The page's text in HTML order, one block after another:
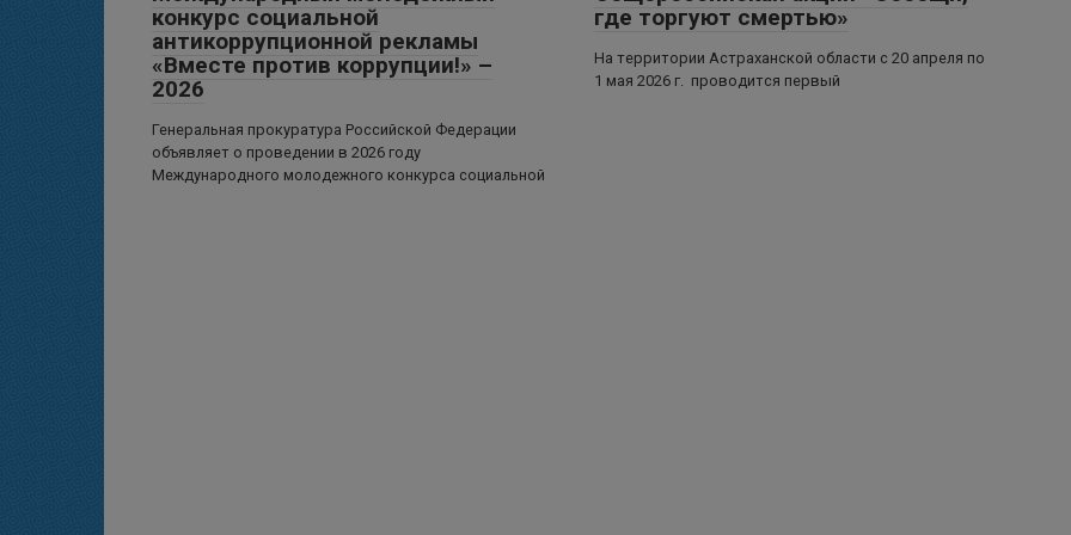
конкурс социальной
антикоррупционной рекламы
«Вместе против коррупции!» –
2026
Генеральная прокуратура Российской Федерации
объявляет о проведении в 2026 году
Международного молодежного конкурса социальной
где торгуют смертью»
На территории Астраханской области с 20 апреля по
1 мая 2026 г. проводится первый